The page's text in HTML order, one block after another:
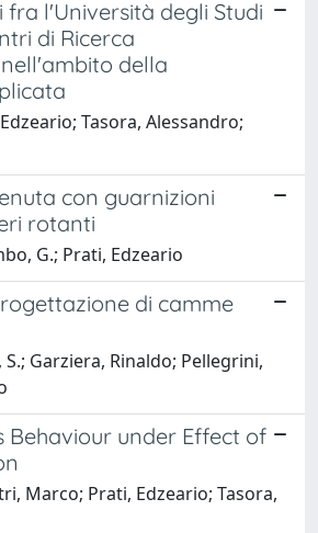
l'Università degli Studi
di Ricerca
della
Tasora, Alessandro;
con guarnizioni
rotanti
G.; Prati, Edzeario
di camme
S.; Garziera, Rinaldo; Pellegrini,
Behaviour under Effect of
Marco; Prati, Edzeario; Tasora,